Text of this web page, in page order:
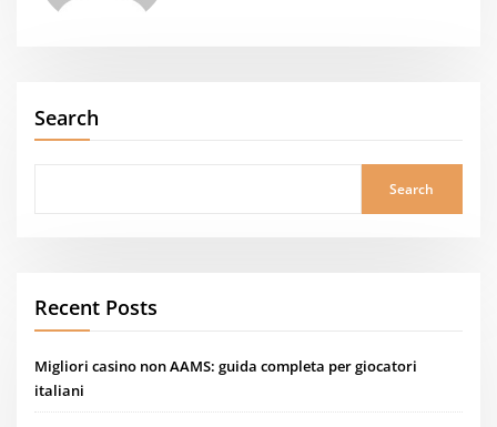
Search
Search
Recent Posts
Migliori casino non AAMS: guida completa per giocatori
italiani